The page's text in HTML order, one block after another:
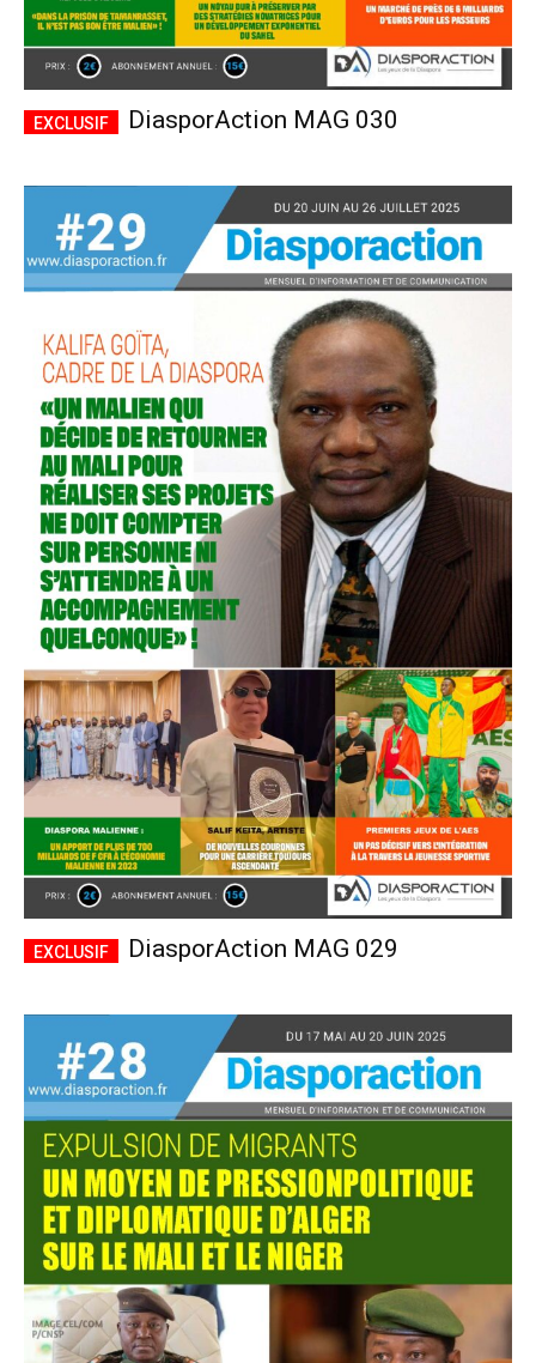
DiasporAction MAG 030
DiasporAction MAG 029